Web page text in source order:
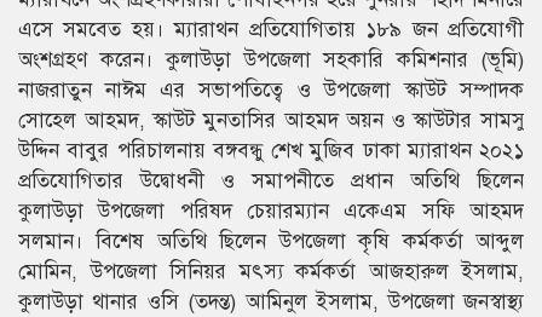
এসে সমবেত হয়। ম্যারাথন প্রতিযোগিতায় ১৮৯ জন প্রতিযোগী
অংশগ্রহণ করেন। কুলাউড়া উপজেলা সহকারি কমিশনার (ভূমি)
নাজরাতুন নাঈম এর সভাপতিত্বে ও উপজেলা স্কাউট সম্পাদক
সোহেল আহমদ, স্কাউট মুনতাসির আহমদ অয়ন ও স্কাউটার সামসু
উদ্দিন বাবুর পরিচালনায় বঙ্গবন্ধু শেখ মুজিব ঢাকা ম্যারাথন ২০২১
প্রতিযোগিতার উদ্বোধনী ও সমাপনীতে প্রধান অতিথি ছিলেন
কুলাউড়া উপজেলা পরিষদ চেয়ারম্যান একেএম সফি আহমদ
সলমান। বিশেষ অতিথি ছিলেন উপজেলা কৃষি কর্মকর্তা আব্দুল
মোমিন, উপজেলা সিনিয়র মৎস্য কর্মকর্তা আজহারুল ইসলাম,
কুলাউড়া থানার ওসি (তদন্ত) আমিনুল ইসলাম, উপজেলা জনস্বাস্থ্য